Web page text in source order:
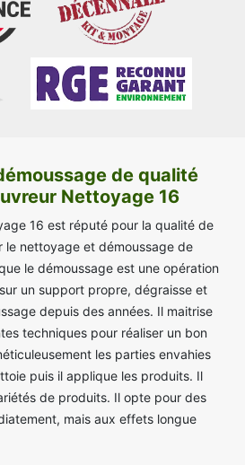
de qualité
Nettoyage 16
16 est réputé pour la qualité de
le nettoyage et démoussage de
le démoussage est une opération
un support propre, dégraisse et
depuis des années. Il maitrise
techniques pour réaliser un bon
les parties envahies
puis il applique les produits. Il
de produits. Il opte pour des
mais aux effets longue